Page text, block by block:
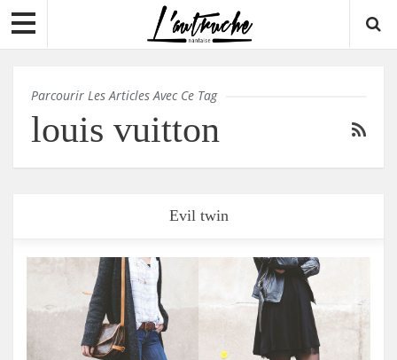
Parcourir Les Articles Avec Ce Tag
louis vuitton
Evil twin